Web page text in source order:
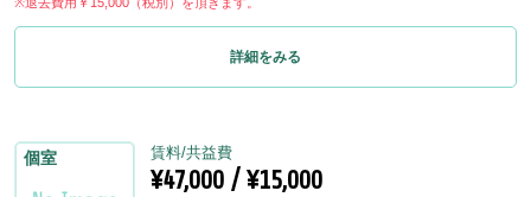
詳細をみる
個室 賃料/共益費
¥47,000 / ¥15,000